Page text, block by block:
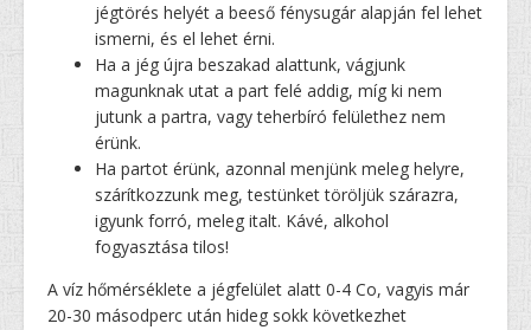
jégtörés helyét a beeső fénysugár alapján fel lehet
ismerni, és el lehet érni.
Ha a jég újra beszakad alattunk, vágjunk
magunknak utat a part felé addig, míg ki nem
jutunk a partra, vagy teherbíró felülethez nem
érünk.
Ha partot érünk, azonnal menjünk meleg helyre,
szárítkozzunk meg, testünket töröljük szárazra,
igyunk forró, meleg italt. Kávé, alkohol
fogyasztása tilos!
A víz hőmérséklete a jégfelület alatt 0-4 Co, vagyis már
20-30 másodperc után hideg sokk következhet